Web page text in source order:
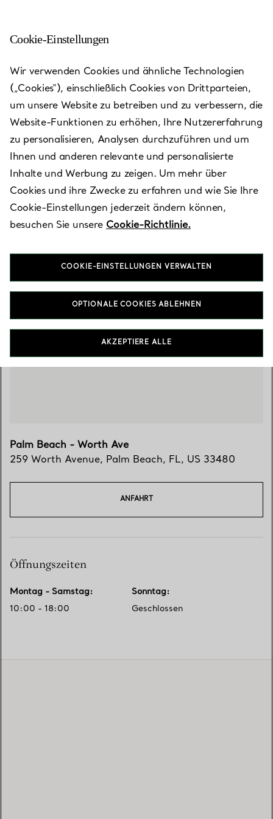
Palm Beach - Worth Ave
Heute bis 18:00 geöffnet
VEREINBAREN SIE EINEN TERMIN
Verfügbare Leistungen
(561) 659-6090
Besuchen Sie uns
Palm Beach - Worth Ave
259 Worth Avenue, Palm Beach, FL, US 33480
ANFAHRT
Öffnungszeiten
Montag - Samstag:
10:00 - 18:00
Sonntag:
Geschlossen
Cookie-Einstellungen
Wir verwenden Cookies und ähnliche Technologien
(„Cookies“), einschließlich Cookies von Drittparteien,
um unsere Website zu betreiben und zu verbessern, die
Website-Funktionen zu erhöhen, Ihre Nutzererfahrung
zu personalisieren, Analysen durchzuführen und um
Ihnen und anderen relevante und personalisierte
Inhalte und Werbung zu zeigen. Um mehr über
Cookies und ihre Zwecke zu erfahren und wie Sie Ihre
Cookie-Einstellungen jederzeit ändern können,
besuchen Sie unsere Cookie-Richtlinie.
COOKIE-EINSTELLUNGEN VERWALTEN
OPTIONALE COOKIES ABLEHNEN
AKZEPTIERE ALLE